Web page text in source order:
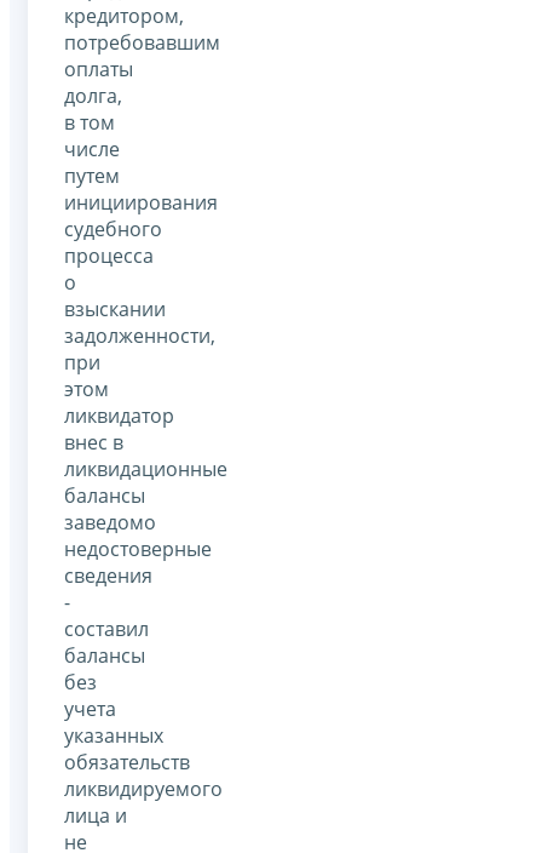
кредитором,
потребовавшим
оплаты
долга,
в том
числе
путем
инициирования
судебного
процесса
о
взыскании
задолженности,
при
этом
ликвидатор
внес в
ликвидационные
балансы
заведомо
недостоверные
сведения
-
составил
балансы
без
учета
указанных
обязательств
ликвидируемого
лица и
не